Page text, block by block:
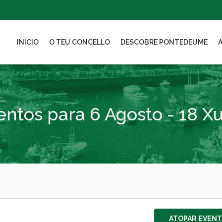
INICIO O TEU CONCELLO DESCOBRE PONTEDEUME
para 6 Agosto - 18
ATOPAR